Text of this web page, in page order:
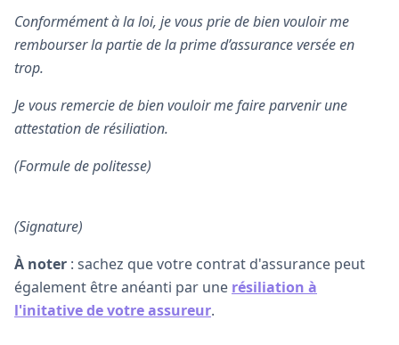
Conformément à la loi, je vous prie de bien vouloir me
rembourser la partie de la prime d’assurance versée en
trop.
Je vous remercie de bien vouloir me faire parvenir une
attestation de résiliation.
(Formule de politesse)
(Signature)
À noter : sachez que votre contrat d'assurance peut
également être anéanti par une résiliation à
l'initative de votre assureur.